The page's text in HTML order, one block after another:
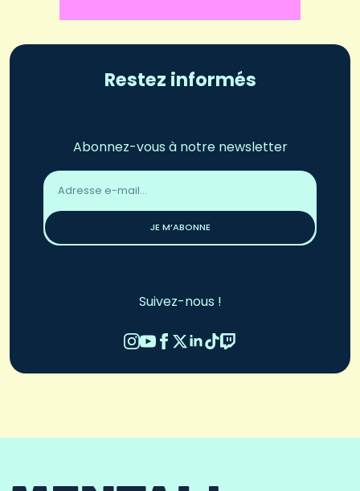
Restez informés
Abonnez-vous à notre newsletter
Adresse
email
JE M’ABONNE
Suivez-nous !